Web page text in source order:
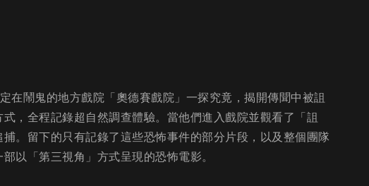
在鬧鬼的地方戲院「奧德賽戲院」一探究竟，揭開傳聞中被詛
，全程記錄超自然調查體驗。當他們進入戲院並觀看了「詛
。留下的只有記錄了這些恐怖事件的部分片段，以及整個團隊
以「第三視角」方式呈現的恐怖電影。